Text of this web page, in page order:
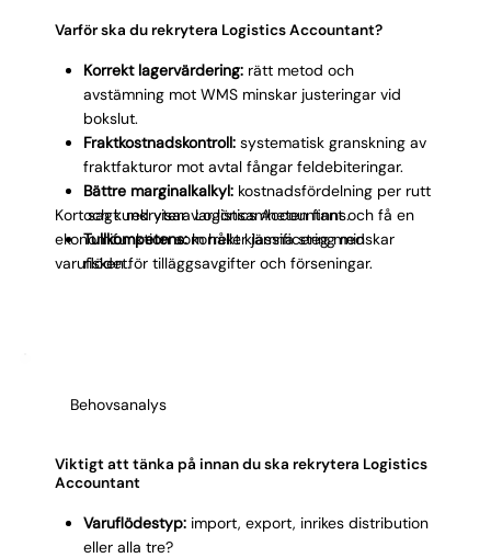
lagervärdet svänga med miljontals kronor under en
handelslogistik, tillverkning med distribution och 3PL-
bolag där marginalerna ofta ligger på enstaka
procent.
Varför ska du rekrytera Logistics Accountant?
Korrekt lagervärdering:rätt metod och
avstämning mot WMS minskar justeringar vid
bokslut.
Fraktkostnadskontroll:systematisk granskning av
fraktfakturor mot avtal fångar feldebiteringar.
Bättre marginalkalkyl:kostnadsfördelning per rutt
och kund visar var lönsamheten finns.
Tullkompetens:korrekt klassificering minskar
risken för tilläggsavgifter och förseningar.
villkor gäller.
Kort sagt: rekrytera Logistics Accountant och få en
ekonomifunktion som håller jämna steg med
varuflödet.
Behovsanalys
Viktigt att tänka på innan du ska rekrytera Logistics
Accountant
Varuflödestyp:import, export, inrikes distribution
eller alla tre?